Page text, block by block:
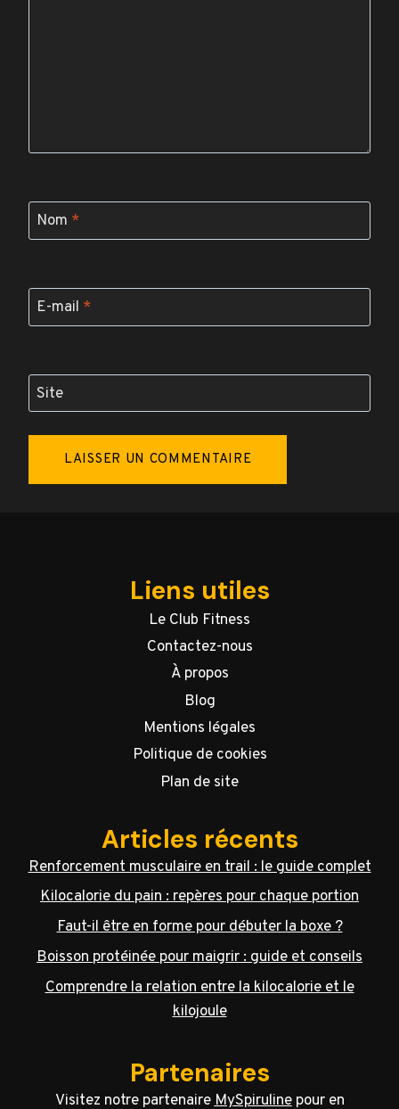
Nom *
E-mail *
Site
Liens utiles
Le Club Fitness
Contactez-nous
À propos
Blog
Mentions légales
Politique de cookies
Plan de site
Articles récents
Renforcement musculaire en trail : le guide complet
Kilocalorie du pain : repères pour chaque portion
Faut-il être en forme pour débuter la boxe ?
Boisson protéinée pour maigrir : guide et conseils
Comprendre la relation entre la kilocalorie et le
kilojoule
Partenaires
Visitez notre partenaireMySpirulinepour en